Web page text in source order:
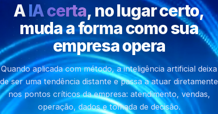
AIA certa, no lugar certo,
muda a forma como sua
empresa opera
Quando aplicada com método, a inteligência artificial deixa
de ser uma tendência distante e passa a atuar diretamente
nos pontos críticos da empresa: atendimento, vendas,
operação, dados e tomada de decisão.